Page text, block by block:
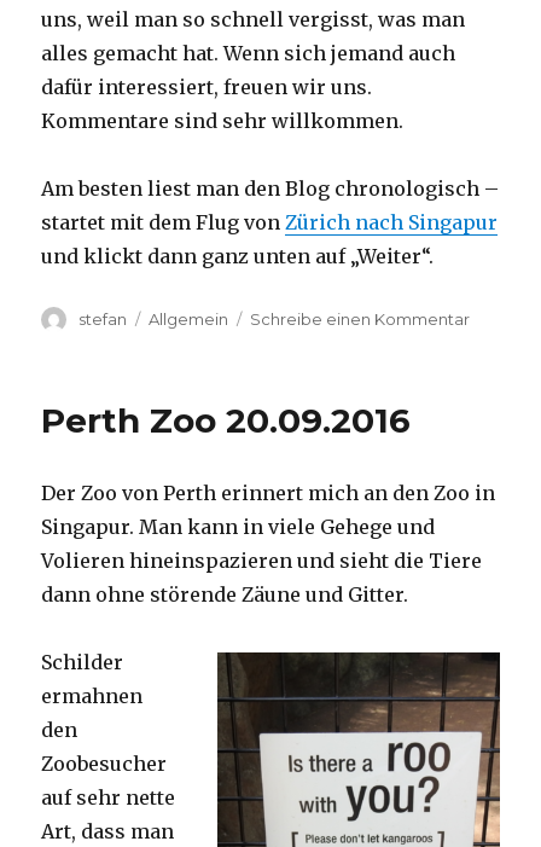
uns, weil man so schnell vergisst, was man
alles gemacht hat. Wenn sich jemand auch
dafür interessiert, freuen wir uns.
Kommentare sind sehr willkommen.
Am besten liest man den Blog chronologisch –
startet mit dem Flug vonZürich nach Singapur
und klickt dann ganz unten auf „Weiter“.
Autor
stefan Kategorien
Allgemein Schreibe einen Kommentarzu
Perth
Perth Zoo 20.09.2016
Der Zoo von Perth erinnert mich an den Zoo in
Singapur. Man kann in viele Gehege und
Volieren hineinspazieren und sieht die Tiere
dann ohne störende Zäune und Gitter.
Schilder
ermahnen
den
Zoobesucher
auf sehr nette
Art, dass man